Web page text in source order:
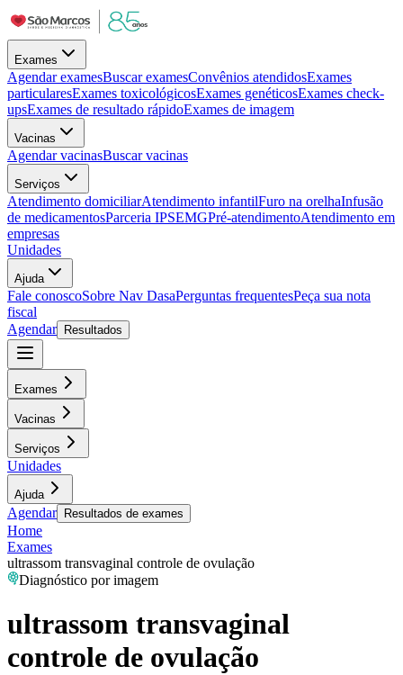
Exames
Agendar examesBuscar examesConvênios atendidosExames
particularesExames toxicológicosExames genéticosExames check-
upsExames de resultado rápidoExames de imagem
Vacinas
Agendar vacinasBuscar vacinas
Serviços
Atendimento domiciliarAtendimento infantilFuro na orelhaInfusão
de medicamentosParceria IPSEMGPré-atendimentoAtendimento em
empresas
Unidades
Ajuda
Fale conoscoSobre Nav DasaPerguntas frequentesPeça sua nota
fiscal
Agendar
Resultados
Exames
Vacinas
Serviços
Unidades
Ajuda
Agendar Resultados de exames
Home
Exames
ultrassom transvaginal controle de ovulação
Diagnóstico por imagem
ultrassom transvaginal
controle de ovulação